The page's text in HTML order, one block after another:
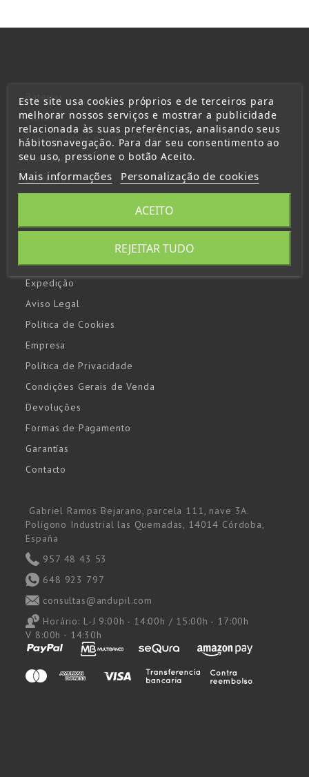
Baterias
Pilhas
Carregadores e alimentadores
Inversores
Lanternas
Centrais eléctricas portáteis
Expedição
Aviso Legal
Política de Cookies
Empresa
Política de Privacidade
Condições Gerais de Venda
Devoluções
Formas de Pagamento
Garantías
Contacto
Gabriel Ramos Bejarano, parcela 111, nave 3A.
Polígono Industrial las Quemadas, 14014 Córdoba,
España
957 48 43 53
648 923 797
consultas@andupil.com
Horário: L-J 9:00h - 14:00h / 15:00h - 17:00h
V 8:00h - 14:30h
Este site usa cookies próprios e de terceiros para
melhorar nossos serviços e mostrar a publicidade
relacionada às suas preferências, analisando seus
hábitosnavegação. Para dar seu consentimento ao
seu uso, pressione o botão Aceito.
Mais informações Personalização de cookies
REJEITAR TUDO
ACEITO